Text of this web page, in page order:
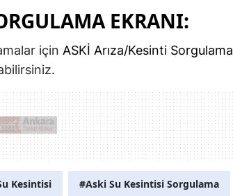
EKRANI:
için ASKİ Arıza/Kesinti Sorgulama
Kesintisi #Aski Su Kesintisi Sorgulama